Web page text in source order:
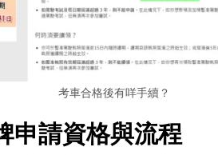
考車合格後有咩手續？
申請資格與流程